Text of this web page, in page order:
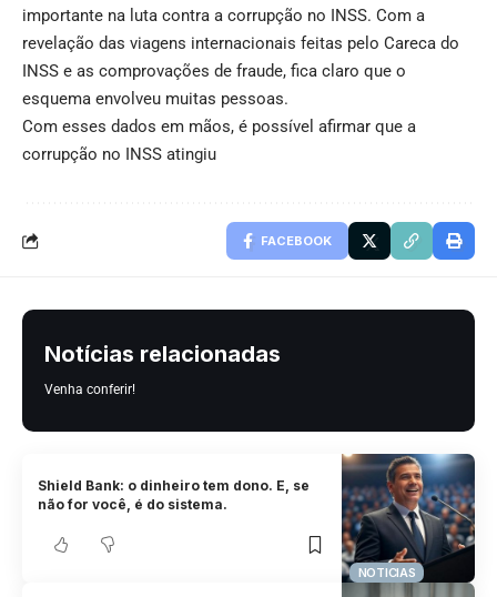
importante na luta contra a corrupção no INSS. Com a
revelação das viagens internacionais feitas pelo Careca do
INSS e as comprovações de fraude, fica claro que o
esquema envolveu muitas pessoas.
Com esses dados em mãos, é possível afirmar que a
corrupção no INSS atingiu
FACEBOOK
Notícias relacionadas
Venha conferir!
NOTICIAS
Shield Bank: o dinheiro tem dono. E, se
não for você, é do sistema.